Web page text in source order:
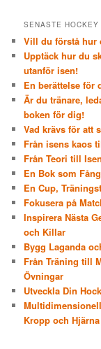
SENASTE
Vill du förstå hur
Upptäck hur du
utanför isen!
En berättelse för
Är du tränare,
boken för dig!
Vad krävs för att
Från isens kaos
Från Teori till
En Bok som
En Cup,
Fokusera på
Inspirera Nästa
och Killar
Bygg Laganda
Från Träning till
Övningar
Utveckla Din
Kropp och Hjärna